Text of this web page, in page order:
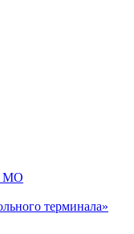
МО
терминала»